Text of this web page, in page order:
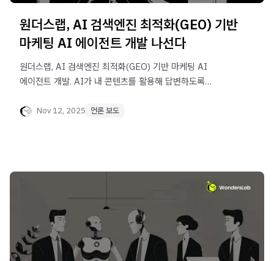
원더스랩, AI 검색엔진 최적화(GEO) 기반
마케팅 AI 에이전트 개발 나선다
원더스랩, AI 검색엔진 최적화(GEO) 기반 마케팅 AI
에이전트 개발. AI가 내 콘텐츠를 활용해 답변하도록
확인하세요
Nov 12, 2025 언론 보도